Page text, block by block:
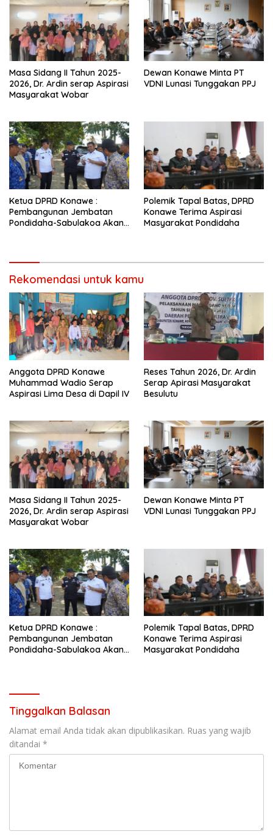
Masa Sidang II Tahun 2025-
2026, Dr. Ardin serap Aspirasi
Masyarakat Wobar
Dewan Konawe Minta PT
VDNI Lunasi Tunggakan PPJ
Ketua DPRD Konawe :
Pembangunan Jembatan
Pondidaha-Sabulakoa Akan
Polemik Tapal Batas, DPRD
Konawe Terima Aspirasi
Masyarakat Pondidaha
Rekomendasi untuk kamu
Anggota DPRD Konawe
Muhammad Wadio Serap
Aspirasi Lima Desa di Dapil IV
Reses Tahun 2026, Dr. Ardin
Serap Apirasi Masyarakat
Besulutu
Masa Sidang II Tahun 2025-
2026, Dr. Ardin serap Aspirasi
Masyarakat Wobar
Dewan Konawe Minta PT
VDNI Lunasi Tunggakan PPJ
Ketua DPRD Konawe :
Pembangunan Jembatan
Pondidaha-Sabulakoa Akan
Polemik Tapal Batas, DPRD
Konawe Terima Aspirasi
Masyarakat Pondidaha
Tinggalkan Balasan
Alamat email Anda tidak akan dipublikasikan. Ruas yang wajib
ditandai *